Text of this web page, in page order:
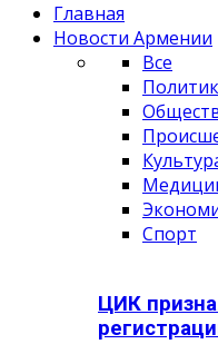
Главная
Новости Армении
Все
Спорт
ЦИК